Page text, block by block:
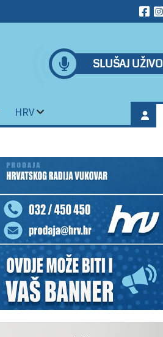
SLUŠAJ UŽIVO
HRV